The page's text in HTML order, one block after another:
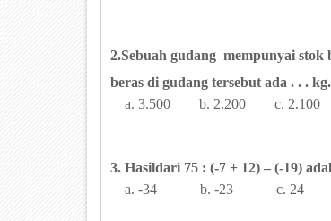
2.Sebuah gudang mempunyai stok
beras di gudang tersebut ada . . . kg.
a. 3.500 b. 2.200 c.
3. Hasildari 75 : (-7 + 12) – (-19)
a. -34 b. -23 c. 24